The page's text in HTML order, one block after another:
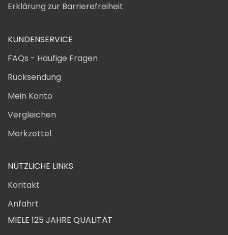
Erklärung zur Barrierefreiheit
KUNDENSERVICE
FAQs - Häufige Fragen
Rücksendung
Mein Konto
Vergleichen
Merkzettel
NÜTZLICHE LINKS
Kontakt
Anfahrt
MIELE 125 JAHRE QUALITÄT